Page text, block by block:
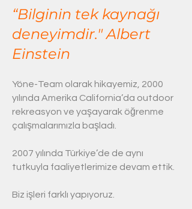
“Bilginin tek kaynağı
deneyimdir." Albert
Einstein
Yöne-Team olarak hikayemiz, 2000
yılında Amerika California’da outdoor
rekreasyon ve yaşayarak öğrenme
çalışmalarımızla başladı.
2007 yılında Türkiye’de de aynı
tutkuyla faaliyetlerimize devam ettik.
Biz işleri farklı yapıyoruz.